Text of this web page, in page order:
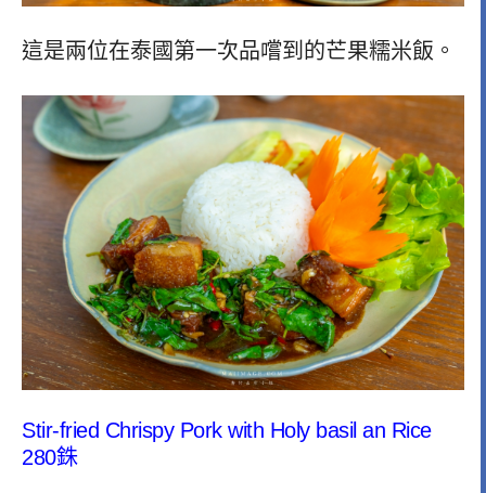
這是兩位在泰國第一次品嚐到的芒果糯米飯。
Stir-fried Chrispy Pork with Holy basil an Rice
280銖